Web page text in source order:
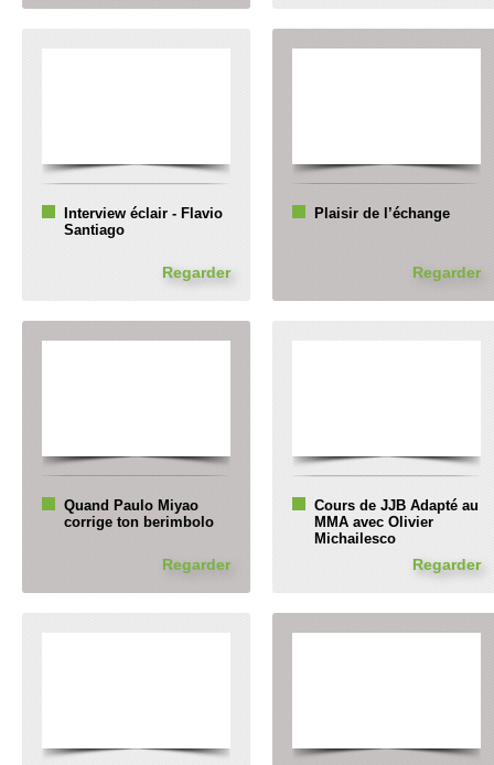
Interview éclair - Flavio
Santiago
Regarder
Plaisir de l’échange
Regarder
Quand Paulo Miyao
corrige ton berimbolo
Regarder
Cours de JJB Adapté au
MMA avec Olivier
Michailesco
Regarder